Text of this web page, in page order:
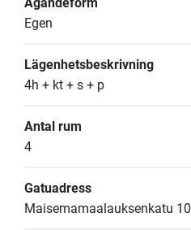
Egen
Lägenhetsbeskrivning
4h + kt + s + p
Antal rum
4
Gatuadress
Maisemamaalauksenkatu 10